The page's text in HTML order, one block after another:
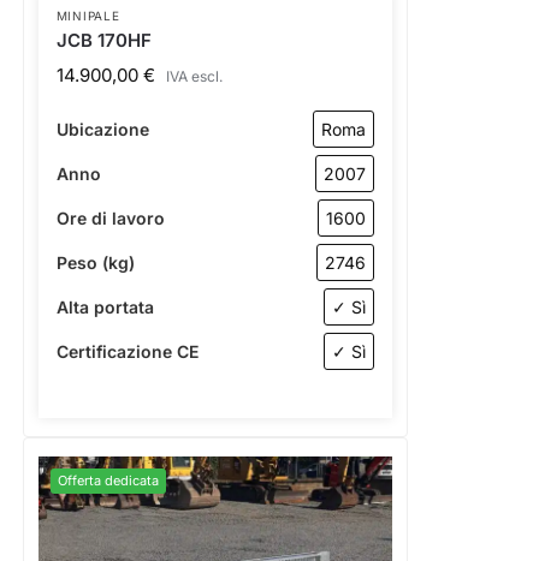
MINIPALE
JCB 170HF
14.900,00 € IVA escl.
Ubicazione Roma
Anno 2007
Ore di lavoro 1600
Peso (kg) 2746
Alta portata ✓ Sì
Certificazione CE ✓ Sì
Offerta dedicata